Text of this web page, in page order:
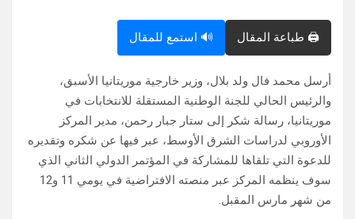
🖨️ طباعة المقال 🔊 استمع للمقال
أرسل محمد فال ولد بلال، وزير خارجية موريتانيا الأسبق،
والرئيس الحالي للجنة الوطنية المستقلة للانتخابات في
موريتانيا، رسالة شكر إلى ستار جبار رحمن، مدير المركز
الأوروبي لدراسات الشرق الأوسط، عبر فيها عن شكره وتقديره
للدعوة التي تلقاها للمشاركة في المؤتمر الدولي الثاني الذي
سوف ينظمه المركز عبر منصته الافتراضية في يومي 11 و12
من شهر مارس المقبل.